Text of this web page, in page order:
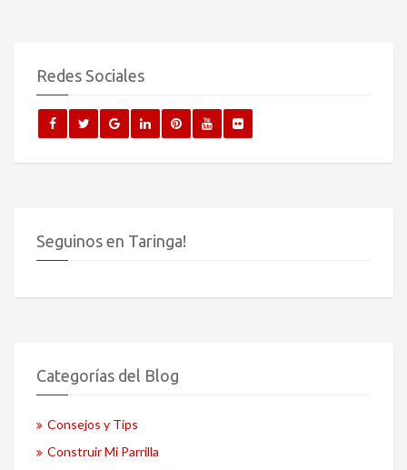
Redes Sociales
Seguinos en Taringa!
Categorías del Blog
Consejos y Tips
Construir Mi Parrilla